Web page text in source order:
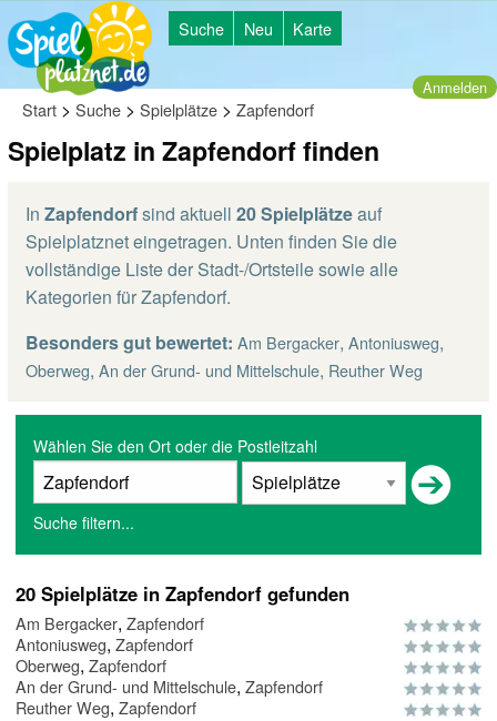
Suche Neu Karte
Anmelden
Start > Suche > Spielplätze > Zapfendorf
Spielplatz in Zapfendorf finden
In Zapfendorfsind aktuell 20 Spielplätzeauf
Spielplatznet eingetragen. Unten finden Sie die
vollständige Liste der Stadt-/Ortsteile sowie alle
Kategorien für Zapfendorf.
Besonders gut bewertet: Am Bergacker, Antoniusweg,
Oberweg, An der Grund- und Mittelschule, Reuther Weg
Wählen Sie den Ort oder die Postleitzahl
Suche filtern...
20 Spielplätze in Zapfendorf gefunden
Am Bergacker, Zapfendorf
Antoniusweg, Zapfendorf
Oberweg, Zapfendorf
An der Grund- und Mittelschule, Zapfendorf
Reuther Weg, Zapfendorf